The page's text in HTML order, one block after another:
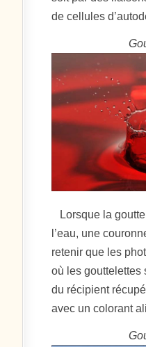
de cellules
Lorsque la
l’eau, une
retenir que les
où les gouttelettes
du récipient
avec un colorant